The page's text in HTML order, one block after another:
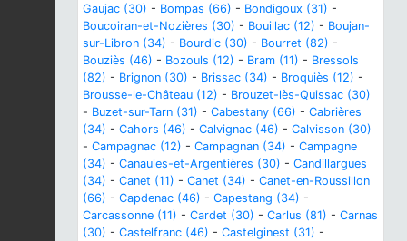
Gaujac (30) - Bompas (66) - Bondigoux (31) -
Boucoiran-et-Nozières (30) - Bouillac (12) - Boujan-
sur-Libron (34) - Bourdic (30) - Bourret (82) -
Bouziès (46) - Bozouls (12) - Bram (11) - Bressols
(82) - Brignon (30) - Brissac (34) - Broquiès (12) -
Brousse-le-Château (12) - Brouzet-lès-Quissac (30)
- Buzet-sur-Tarn (31) - Cabestany (66) - Cabrières
(34) - Cahors (46) - Calvignac (46) - Calvisson (30)
- Campagnac (12) - Campagnan (34) - Campagne
(34) - Canaules-et-Argentières (30) - Candillargues
(34) - Canet (11) - Canet (34) - Canet-en-Roussillon
(66) - Capdenac (46) - Capestang (34) -
Carcassonne (11) - Cardet (30) - Carlus (81) - Carnas
(30) - Castelfranc (46) - Castelginest (31) -